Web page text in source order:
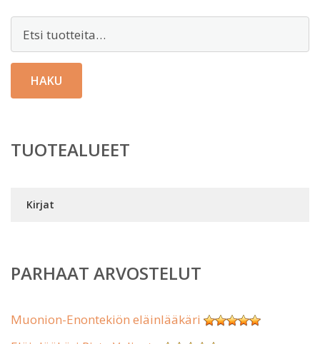
HAKU
TUOTEALUEET
Kirjat
PARHAAT ARVOSTELUT
Muonion-Enontekiön eläinlääkäri